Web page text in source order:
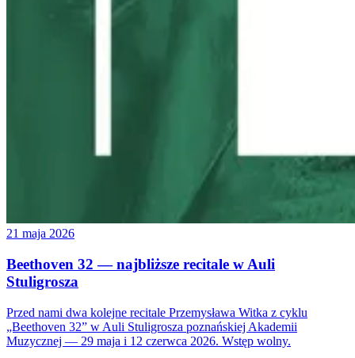
21 maja 2026
Beethoven 32 — najbliższe recitale w Auli
Stuligrosza
Przed nami dwa kolejne recitale Przemysława Witka z cyklu
„Beethoven 32” w Auli Stuligrosza poznańskiej Akademii
Muzycznej — 29 maja i 12 czerwca 2026. Wstęp wolny.